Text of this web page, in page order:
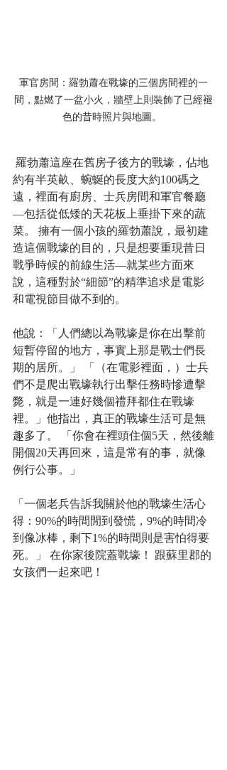
軍官房間：羅勃蕭在戰壕的三個房間裡的一
間，點燃了一盆小火，牆壁上則裝飾了已經褪
色的昔時照片與地圖。
約有半英畝、蜿蜒的長度大約100碼之
遠，裡面有廚房、士兵房間和軍官餐廳
—包括從低矮的天花板上垂掛下來的蔬
菜。 擁有一個小孩的羅勃蕭說，最初建
造這個戰壕的目的，只是想要重現昔日
戰爭時候的前線生活—就某些方面來
說，這種對於“細節”的精準追求是電影
和電視節目做不到的。
他說：「人們總以為戰壕是你在出擊前
短暫停留的地方，事實上那是戰士們長
期的居所。」 「（在電影裡面，）士兵
們不是爬出戰壕執行出擊任務時慘遭擊
斃，就是一連好幾個禮拜都住在戰壕
裡。」他指出，真正的戰壕生活可是無
趣多了。 「你會在裡頭住個5天，然後離
開個20天再回來，這是常有的事，就像
例行公事。」
「一個老兵告訴我關於他的戰壕生活心
得：90%的時間閒到發慌，9%的時間冷
到像冰棒，剩下1%的時間則是害怕得要
死。」 在你家後院蓋戰壕！ 跟蘇里郡的
女孩們一起來吧！